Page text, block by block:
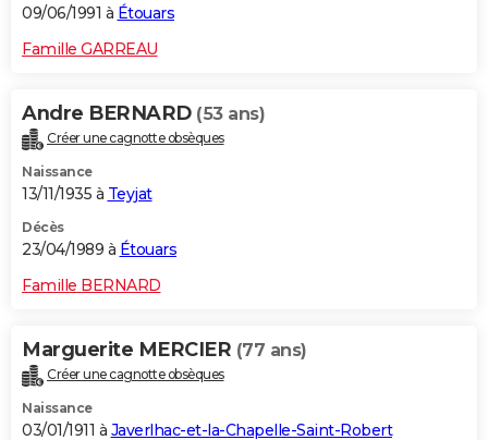
09/06/1991 à Étouars
Famille GARREAU
Andre BERNARD (53 ans)
Créer une cagnotte obsèques
Naissance
13/11/1935 à Teyjat
Décès
23/04/1989 à Étouars
Famille BERNARD
Marguerite MERCIER (77 ans)
Créer une cagnotte obsèques
Naissance
03/01/1911 à Javerlhac-et-la-Chapelle-Saint-Robert